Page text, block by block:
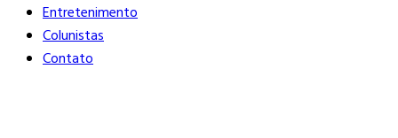
Entretenimento
Colunistas
Contato